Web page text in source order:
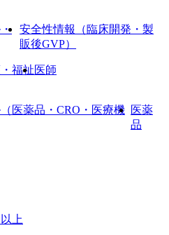
安全性情報（臨床開発・製
販後GVP）
福祉医師
医薬品・CRO・医療機 医薬
品
上